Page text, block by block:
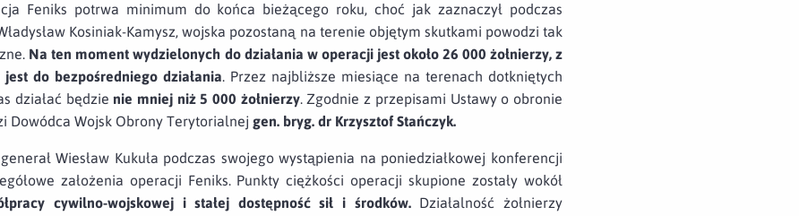
Feniks potrwa minimum do końca bieżącego roku, choć jak zaznaczył podczas
Kosiniak-Kamysz, wojska pozostaną na terenie objętym skutkami powodzi tak
Na ten moment wydzielonych do działania w operacji jest około 26 000 żołnierzy, z
do bezpośredniego działania. Przez najbliższe miesiące na terenach dotkniętych
działać będzienie mniej niż 5 000 żołnierzy. Zgodnie z przepisami Ustawy o obronie
Dowódca Wojsk Obrony Terytorialnej gen. bryg. dr Krzysztof Stańczyk.
Wiesław Kukuła podczas swojego wystąpienia na poniedziałkowej konferencji
założenia operacji Feniks. Punkty ciężkości operacji skupione zostały wokół
cywilno-wojskowej i stałej dostępność sił i środków. Działalność żołnierzy